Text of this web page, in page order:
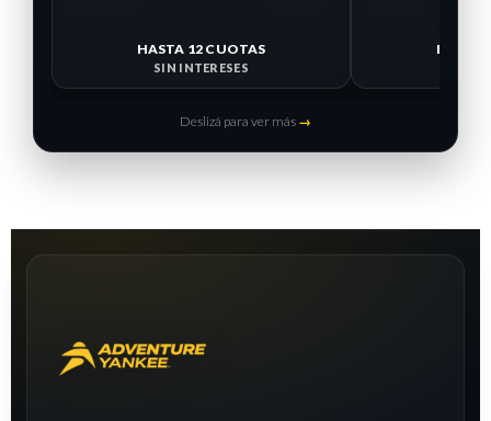
HASTA 12 CUOTAS
SIN INTERESES
HASTA
Deslizá para ver más →